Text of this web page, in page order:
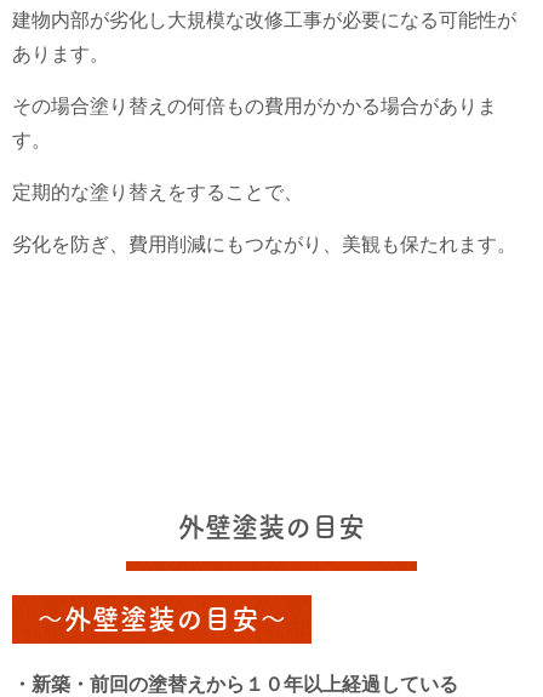
建物内部が劣化し大規模な改修工事が必要になる可能性が
あります。
その場合塗り替えの何倍もの費用がかかる場合がありま
す。
定期的な塗り替えをすることで、
劣化を防ぎ、費用削減にもつながり、美観も保たれます。
外壁塗装の目安
～外壁塗装の目安～
・新築・前回の塗替えから１０年以上経過している